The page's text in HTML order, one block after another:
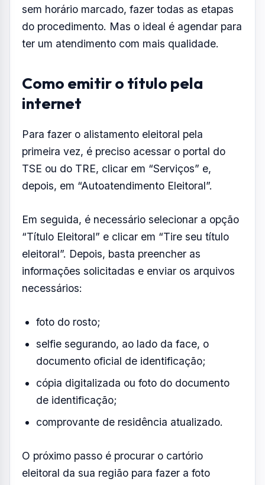
Em seguida, é necessário selecionar a opção
“Título Eleitoral” e clicar em “Tire seu título
informações solicitadas e enviar os arquivos
necessários:
foto do rosto;
selfie segurando, ao lado da face, o
documento oficial de identificação;
cópia digitalizada ou foto do documento
comprovante de residência atualizado.
O próximo passo é procurar o cartório
eleitoral da sua região para fazer a foto
basta baixar o aplicativo e-Título ou imprimir o
documento pelo “Autoatendimento Eleitoral”.
Foto: TRE/Tocantins